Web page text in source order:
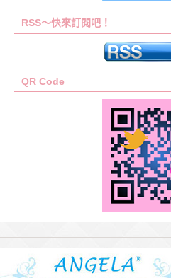
RSS～快來訂閱吧！
QR Code